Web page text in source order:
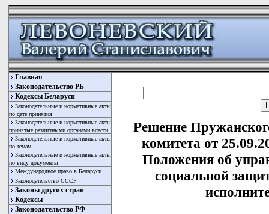
Главная
Законодательство РБ
Кодексы Беларуси
Законодательные и нормативные акты
по дате принятия
Законодательные и нормативные акты
принятые различными органами власти
Законодательные и нормативные акты
по темам
Законодательные и нормативные акты
по виду документы
Международное право в Беларуси
Законодательство СССР
Законы других стран
Кодексы
Законодательство РФ
Решение
комитета от
Положения об
социальной